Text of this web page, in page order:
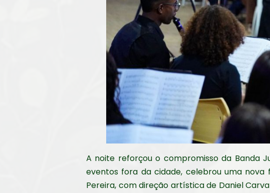
A noite reforçou o compromisso da Banda
eventos fora da cidade, celebrou uma
Pereira, com direção artística de Daniel